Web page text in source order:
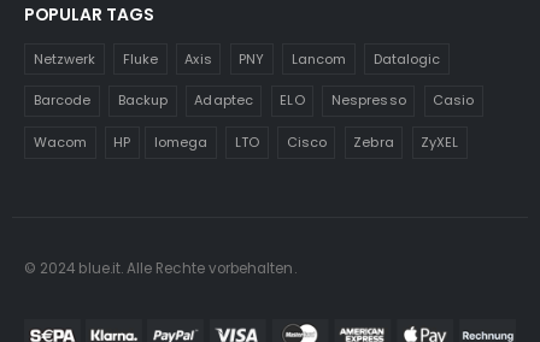
POPULAR TAGS
Netzwerk Fluke Axis PNY Lancom Datalogic
Barcode Backup Adaptec ELO Nespresso Casio
Wacom HP Iomega LTO Cisco Zebra ZyXEL
© 2024 blue.it. Alle Rechte vorbehalten.